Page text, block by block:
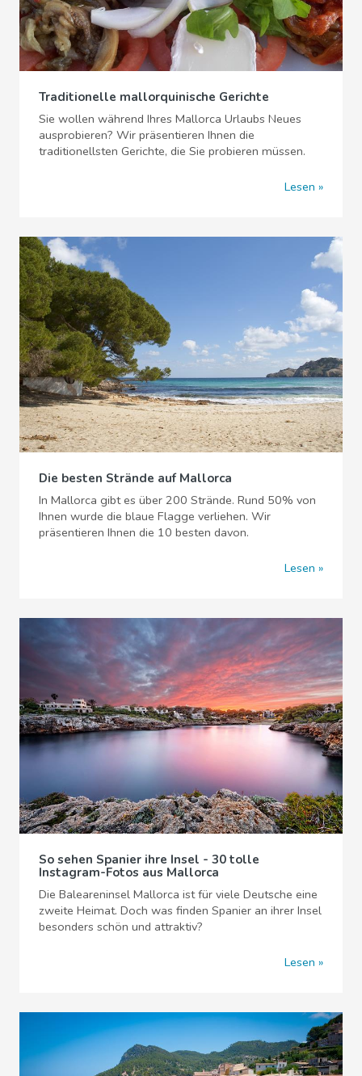
Traditionelle mallorquinische Gerichte
Sie wollen während Ihres Mallorca Urlaubs Neues
ausprobieren? Wir präsentieren Ihnen die
traditionellsten Gerichte, die Sie probieren müssen.
Lesen
Die besten Strände auf Mallorca
In Mallorca gibt es über 200 Strände. Rund 50% von
Ihnen wurde die blaue Flagge verliehen. Wir
präsentieren Ihnen die 10 besten davon.
Lesen
So sehen Spanier ihre Insel - 30 tolle
Instagram-Fotos aus Mallorca
Die Baleareninsel Mallorca ist für viele Deutsche eine
zweite Heimat. Doch was finden Spanier an ihrer Insel
besonders schön und attraktiv?
Lesen